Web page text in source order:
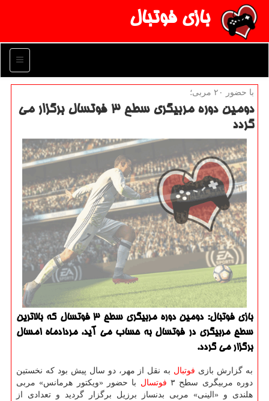
بازی فوتبال
منو
با حضور ۲۰ مربی؛
دومین دوره مربیگری سطح ۳ فوتسال برگزار می
گردد
بازی فوتبال: دومین دوره مربیگری سطح ۳ فوتسال كه بالاترین
سطح مربیگری در فوتسال به حساب می آید، مردادماه امسال
برگزار می گردد.
به گزارش بازی فوتبال به نقل از مهر، دو سال پیش بود كه نخستین
دوره مربیگری سطح ۳
فوتسال با حضور «ویكتور هرمانس» مربی
هلندی و «الینی» مربی بدنساز برزیل برگزار گردید و تعدادی از